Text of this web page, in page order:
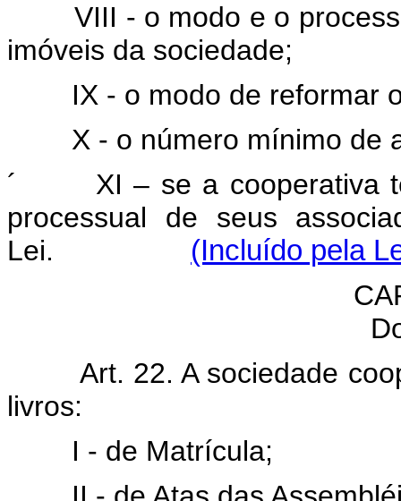
VIII - o modo e o
imóveis da sociedade;
IX - o modo de reformar
X - o número mínimo de
´ XI – se a cooperativa
processual de seus
Lei.
(Incluído pela
Art. 22. A sociedade
livros:
I - de Matrícula;